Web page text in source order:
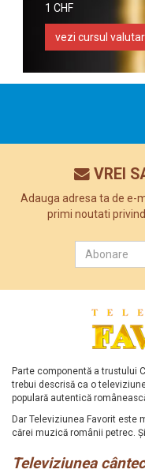
1 CHF
vezi cursul valutar
VREI
Adauga adresa ta de e-
primi noutati
Parte componentă a trustului
trebui descrisă ca o
populară autentică
Dar Televiziunea Favorit este
cărei muzică românii petrec.
Televiziunea